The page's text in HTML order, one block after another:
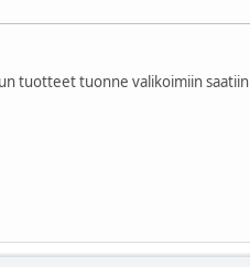
tuotteet tuonne valikoimiin saatiin